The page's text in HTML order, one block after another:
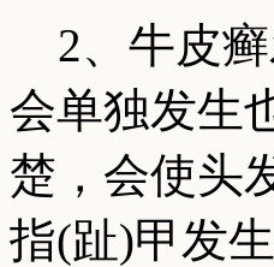
2、牛皮癣
会单独发生
楚，会使头
指(趾)甲发